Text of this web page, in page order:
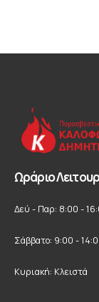
Ωράριο
Δεύ - Παρ: 8:00 -
Σάββατο: 9:00 -
Κυριακή: Κλειστά